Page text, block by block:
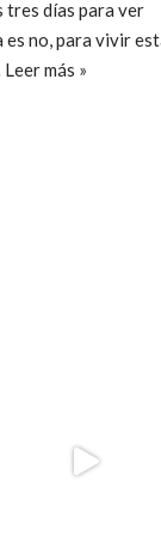
tres días para ver
es no, para vivir
Leer más »